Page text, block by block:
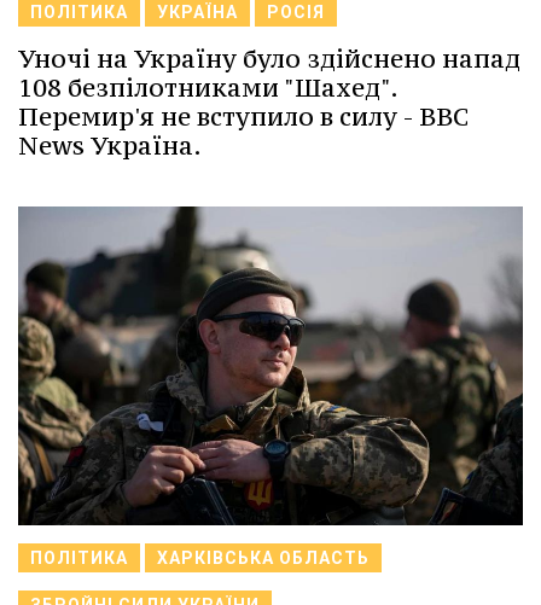
ПОЛІТИКА УКРАЇНА РОСІЯ
Уночі на Україну було здійснено напад
108 безпілотниками "Шахед".
Перемир'я не вступило в силу - BBC
News Україна.
ПОЛІТИКА ХАРКІВСЬКА ОБЛАСТЬ